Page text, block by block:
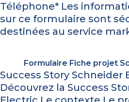
Téléphone* Les
sur ce formulaire sont
destinées au service
Formulaire Fiche projet
Success Story Schneider
Découvrez la Success